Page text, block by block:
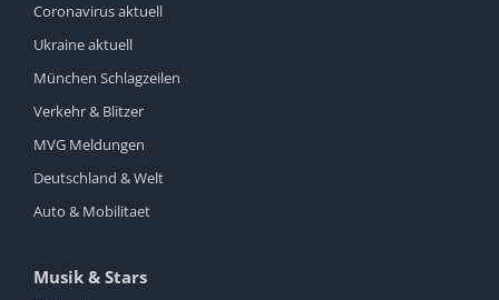
Coronavirus aktuell
Ukraine aktuell
München Schlagzeilen
Verkehr & Blitzer
MVG Meldungen
Deutschland & Welt
Auto & Mobilitaet
Musik & Stars